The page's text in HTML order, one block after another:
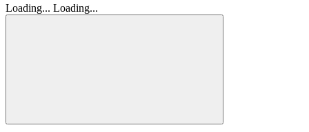
Loading... Loading...